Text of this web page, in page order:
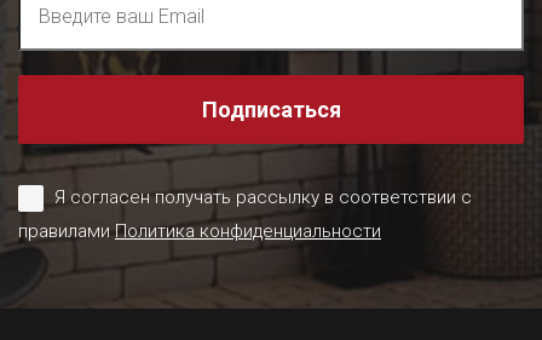
Подписаться
Я согласен получать рассылку в соответствии с
правиламиПолитика конфиденциальности